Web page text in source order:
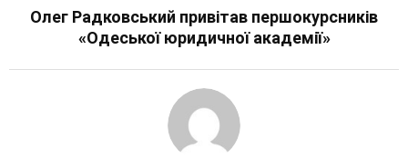
Олег Радковський привітав першокурсників
«Одеської юридичної академії»